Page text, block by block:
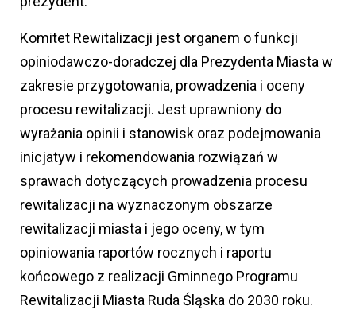
Komitet Rewitalizacji jest organem o funkcji
opiniodawczo-doradczej dla Prezydenta Miasta w
zakresie przygotowania, prowadzenia i oceny
procesu rewitalizacji. Jest uprawniony do
wyrażania opinii i stanowisk oraz podejmowania
inicjatyw i rekomendowania rozwiązań w
sprawach dotyczących prowadzenia procesu
rewitalizacji na wyznaczonym obszarze
rewitalizacji miasta i jego oceny, w tym
opiniowania raportów rocznych i raportu
końcowego z realizacji Gminnego Programu
Rewitalizacji Miasta Ruda Śląska do 2030 roku.